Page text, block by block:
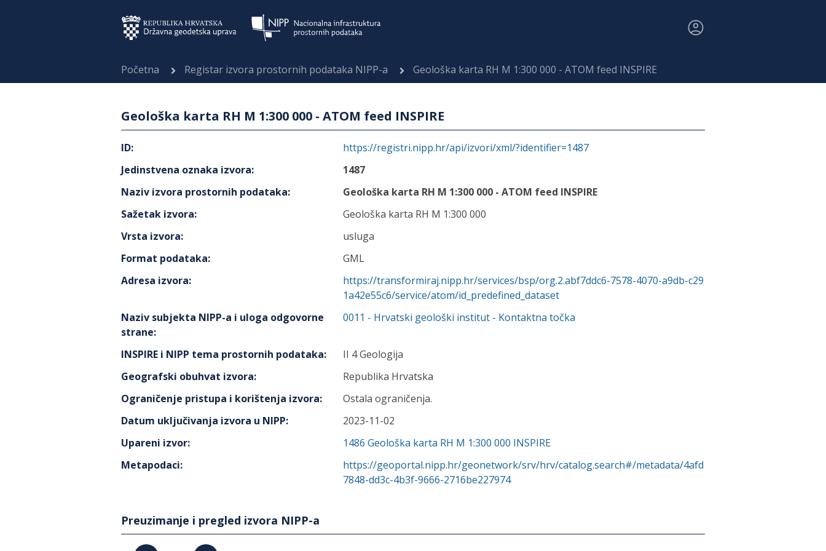
Početna Registar izvora prostornih podataka NIPP-a Geološka karta RH M 1:300 000 - ATOM feed INSPIRE
Geološka karta RH M 1:300 000 - ATOM feed INSPIRE
ID:
https://registri.nipp.hr/api/izvori/xml/?identifier=1487
Jedinstvena oznaka izvora:
1487
Naziv izvora prostornih podataka:
Geološka karta RH M 1:300 000 - ATOM feed INSPIRE
Sažetak izvora:
Geološka karta RH M 1:300 000
Vrsta izvora:
usluga
Format podataka:
GML
Adresa izvora:
https://transformiraj.nipp.hr/services/bsp/org.2.abf7ddc6-7578-4070-a9db-c29
1a42e55c6/service/atom/id_predefined_dataset
Naziv subjekta NIPP-a i uloga odgovorne
strane:
0011 - Hrvatski geološki institut - Kontaktna točka
INSPIRE i NIPP tema prostornih podataka:
II 4 Geologija
Geografski obuhvat izvora:
Republika Hrvatska
Ograničenje pristupa i korištenja izvora:
Ostala ograničenja.
Datum uključivanja izvora u NIPP:
2023-11-02
Upareni izvor: 1486 Geološka karta RH M 1:300 000 INSPIRE
Metapodaci:
https://geoportal.nipp.hr/geonetwork/srv/hrv/catalog.search#/metadata/4afd
7848-dd3c-4b3f-9666-2716be227974
Preuzimanje i pregled izvora NIPP-a